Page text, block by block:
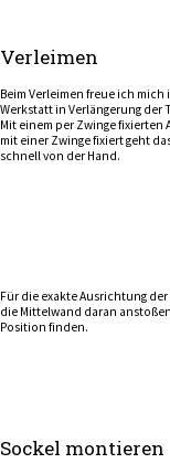
Verleimen
Beim Verleimen freue ich
Werkstatt in Verlängerung der
Mit einem per Zwinge
mit einer Zwinge fixiert geht
schnell von der Hand.
Für die exakte Ausrichtung
die Mittelwand daran
Position finden.
Sockel montieren